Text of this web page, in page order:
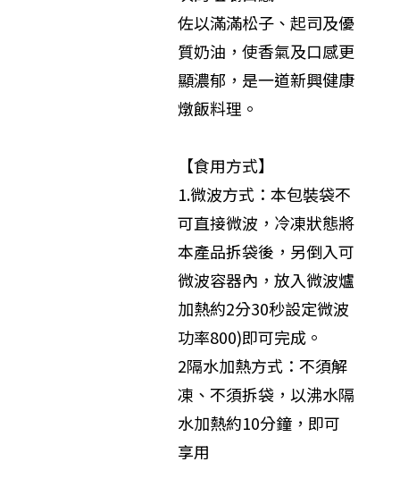
佐以滿滿松子、起司及優
質奶油，使香氣及口感更
顯濃郁，是一道新興健康
燉飯料理。
【食用方式】
1.微波方式：本包裝袋不
可直接微波，冷凍狀態將
本產品拆袋後，另倒入可
微波容器內，放入微波爐
加熱約2分30秒設定微波
功率800)即可完成。
2隔水加熱方式：不須解
凍、不須拆袋，以沸水隔
水加熱約10分鐘，即可
享用